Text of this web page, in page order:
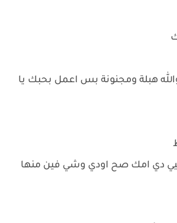
هبلة ومجنونة بس اعمل بحبك يا
دي امك صح اودي وشي فين منها